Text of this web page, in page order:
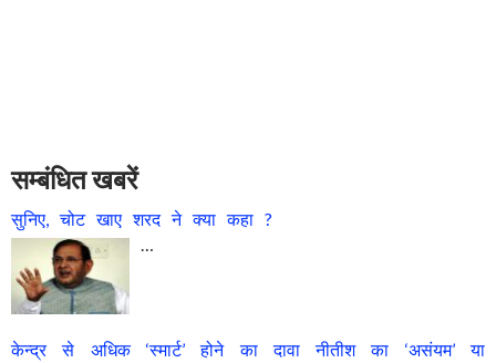
सम्बंधित खबरें
सुनिए, चोट खाए शरद ने क्या कहा ?
केन्द्र से अधिक ‘स्मार्ट’ होने का दावा नीतीश का ‘असंयम’ या